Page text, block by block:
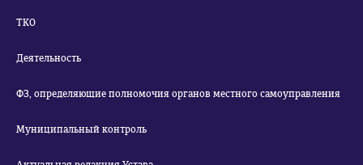
ТКО
Деятельность
ФЗ, определяющие полномочия органов местного самоуправления
Муниципальный контроль